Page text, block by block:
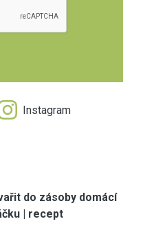
Instagram
do zásoby domácí
| recept